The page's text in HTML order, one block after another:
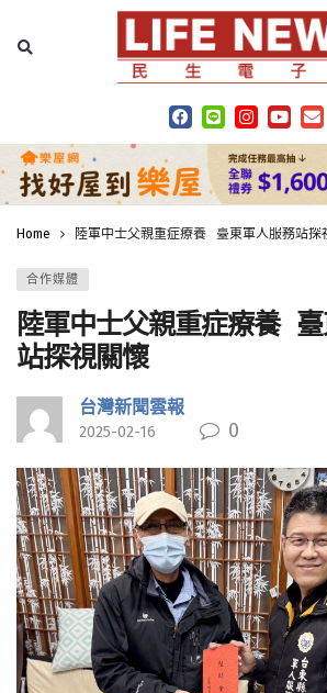
Home 陸軍中士父親重症療養 臺東軍人服務站探
合作媒體
陸軍中士父親重症療養
站探視關懷
台灣新聞雲報
2025-02-16 0